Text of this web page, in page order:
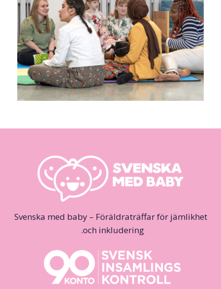
Svenska med baby – Föräldraträffar för jämlikhet
och inkludering.